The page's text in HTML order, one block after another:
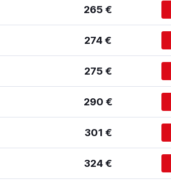
265 €
274 €
275 €
290 €
301 €
324 €